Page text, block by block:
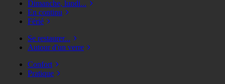
Dimanche, lundi...
En continu
Férié
Se restaurer...
Autour d'un verre
Confort
Pratique